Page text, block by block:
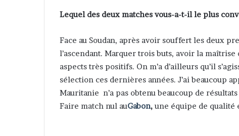
Lequel des deux matches vous-a-t-il le plus
Face au Soudan, après avoir souffert les deux
l’ascendant. Marquer trois buts, avoir la
aspects très positifs. On m’a d’ailleurs qu’il
sélection ces dernières années. J’ai beaucoup
Mauritanie n’a pas obtenu beaucoup de
Faire match nul auGabon, une équipe de qualité